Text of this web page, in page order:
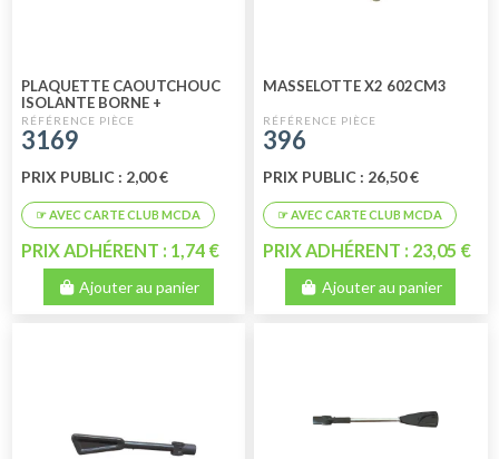
PLAQUETTE CAOUTCHOUC
ISOLANTE BORNE +
3169
PRIX PUBLIC : 2,00 €
PRIX ADHÉRENT : 1,74 €
Ajouter au panier
MASSELOTTE X2 602CM3
396
PRIX PUBLIC : 26,50 €
PRIX ADHÉRENT : 23,05 €
Ajouter au panier